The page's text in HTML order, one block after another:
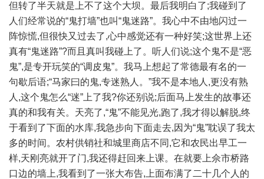
但转了半天就是上不了这个大坝。最后我明白了;我碰到了
人们经常说的“鬼打墙”也叫“鬼迷路”。我心中不由地闪过一
阵惊慌,但很快又过去了,心中感觉还有一种好笑;这世界上还
真有“鬼迷路”?而且真叫我碰上了。听人们说;这个鬼不是“恶
鬼”,是专开玩笑的“调皮鬼”。我马上想起了常德最有名的一
句歇后语;“马家曰的鬼,专迷熟人。”我不是本地人,更没有熟
人,这个鬼怎么“迷”上了我?你还别说;后面马上发生的故事还
真的和我有关。天亮了,“鬼”不能见光,跑了,我才得以解脱,终
于看到了下面的水库,我急步向下面走去,因为“鬼”耽误了我太
多的时间。农村供销社和城里商店不同,它和农民出早工一
样,天刚亮就开了门,我还得赶回来上课。在就要上佘市桥路
口边的墙上,我看到了一张大布告,上面布满了二十几个人的